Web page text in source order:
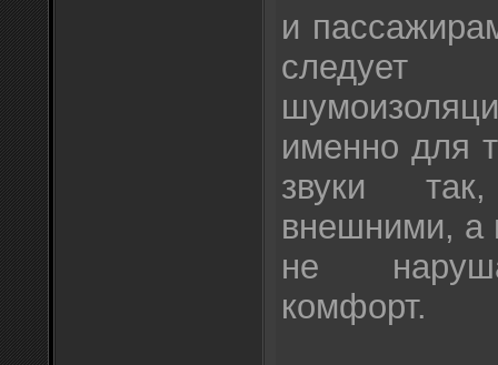
и
именно для
звуки
внешними, а
не
комфорт.